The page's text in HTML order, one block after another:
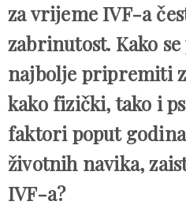
za vrijeme IVF-a
zabrinutost. Kako
najbolje pripremiti
kako fizički, tako i
faktori poput
životnih navika,
IVF-a?